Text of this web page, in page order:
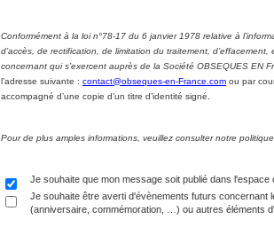
Conformément à la loi n°78-17 du 6 janvier 1978 relative à
d’accès, de rectification, de limitation du traitement,
concernant qui s’exercent auprès de la Société OBSEQUES EN
l’adresse suivante : contact@obseques-en-France.com ou par
accompagné d’une copie d’un titre d’identité signé.
Pour de plus amples informations, veuillez consulter notre
Je souhaite que mon message soit publié dans l'espace
Je souhaite être averti d'évènements futurs concernant
(anniversaire, commémoration, …) ou autres éléments